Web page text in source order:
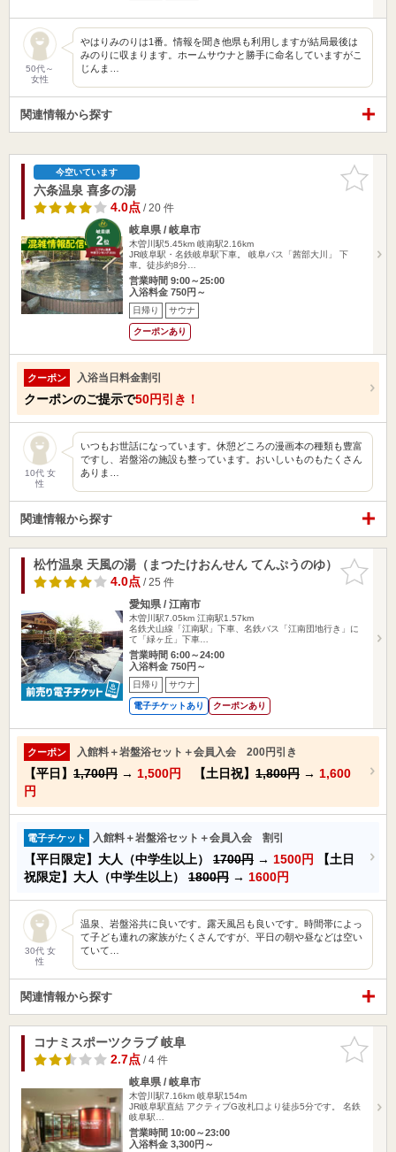
50代～
女性
やはりみのりは1番。情報を聞き他県も利用しますが結局最後は
みのりに収まります。ホームサウナと勝手に命名していますがこ
じんま…
関連情報から探す
お気に入
りに追加
今空いています
六条温泉 喜多の湯
4.0点/ 20 件
岐阜県 / 岐阜市
木曽川駅5.45km 岐南駅2.16km
JR岐阜駅・名鉄岐阜駅下車。 岐阜バス「茜部大川」 下
車。徒歩約8分…
営業時間 9:00～25:00
入浴料金 750円～
日帰り サウナ
クーポンあり
クーポン 入浴当日料金割引
クーポンのご提示で50円引き！
10代 女
性
いつもお世話になっています。休憩どころの漫画本の種類も豊富
ですし、岩盤浴の施設も整っています。おいしいものもたくさん
ありま…
関連情報から探す
お気に入
りに追加
松竹温泉 天風の湯（まつたけおんせん てんぷうのゆ）
4.0点/ 25 件
愛知県 / 江南市
木曽川駅7.05km 江南駅1.57km
名鉄犬山線「江南駅」下車、名鉄バス「江南団地行き」に
て「緑ヶ丘」下車…
営業時間 6:00～24:00
入浴料金 750円～
日帰り サウナ
電子チケットあり クーポンあり
クーポン 入館料＋岩盤浴セット＋会員入会 200円引き
【平日】 1,700円 → 1,500円 【土日祝】 1,800円 → 1,600
円
電子チケット 入館料＋岩盤浴セット＋会員入会 割引
【平日限定】大人（中学生以上） 1700円 → 1500円
【土日
祝限定】大人（中学生以上） 1800円 → 1600円
30代 女
性
温泉、岩盤浴共に良いです。露天風呂も良いです。時間帯によっ
て子ども連れの家族がたくさんですが、平日の朝や昼などは空い
ていて…
関連情報から探す
お気に入
りに追加
コナミスポーツクラブ 岐阜
2.7点/ 4 件
岐阜県 / 岐阜市
木曽川駅7.16km 岐阜駅154m
JR岐阜駅直結 アクティブG改札口より徒歩5分です。 名鉄
岐阜駅…
営業時間 10:00～23:00
入浴料金 3,300円～